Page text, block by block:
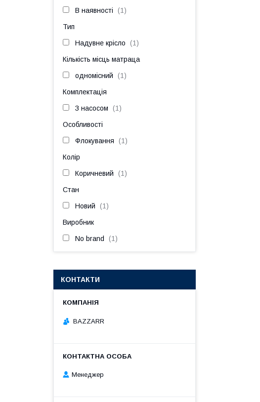
В наявності 1
Тип
Надувне крісло 1
Кількість місць матраца
одномісний 1
Комплектація
З насосом 1
Особливості
Флокування 1
Колір
Коричневий 1
Стан
Новий 1
Виробник
No brand 1
КОНТАКТИ
BAZZARR
Менеджер